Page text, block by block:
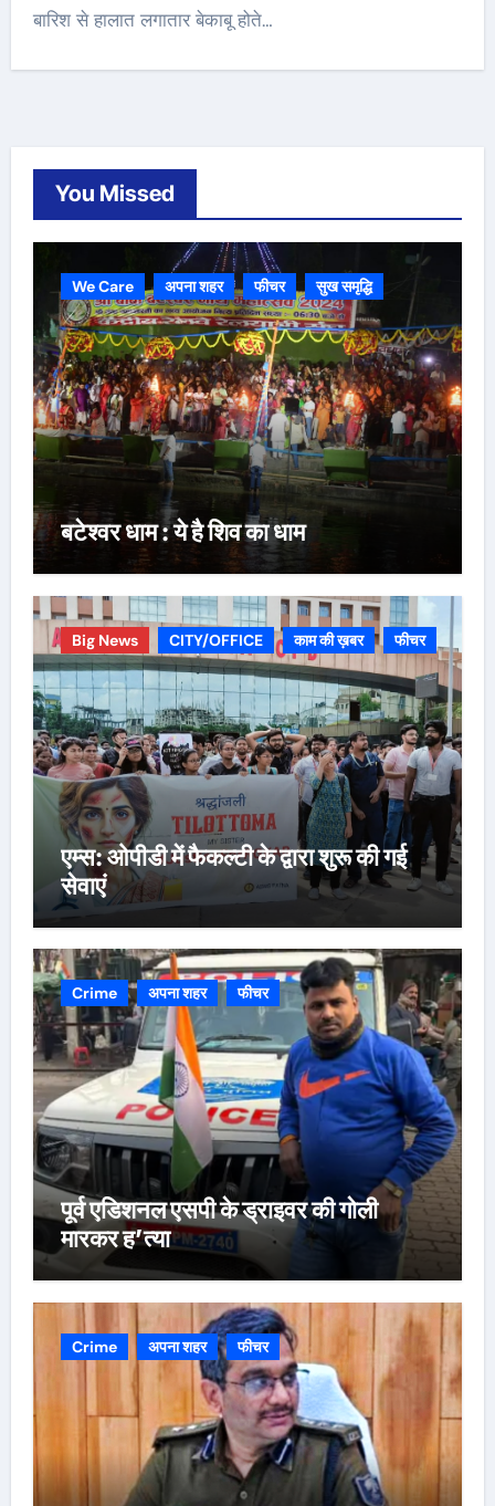
बारिश से हालात लगातार बेकाबू होते…
You Missed
We Care अपना शहर फीचर सुख समृद्धि
बटेश्वर धाम : ये है शिव का धाम
Big News CITY/OFFICE काम की ख़बर फीचर
एम्स: ओपीडी में फैकल्टी के द्वारा शुरू की गई
सेवाएं
Crime अपना शहर फीचर
पूर्व एडिशनल एसपी के ड्राइवर की गोली
मारकर ह’त्या
Crime अपना शहर फीचर